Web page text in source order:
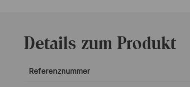
Details zum Produkt
Referenznummer